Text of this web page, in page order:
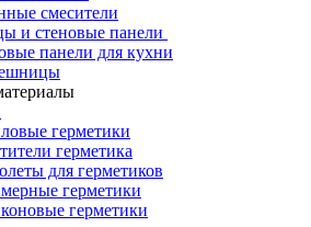
смесители
и стеновые панели
панели для кухни
герметики
герметика
для герметиков
герметики
герметики